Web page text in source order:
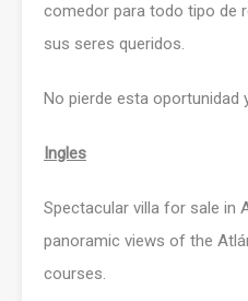
comedor para todo tipo de
sus seres queridos.
No pierde esta
Ingles
Spectacular villa for sale in
panoramic views of the
courses.